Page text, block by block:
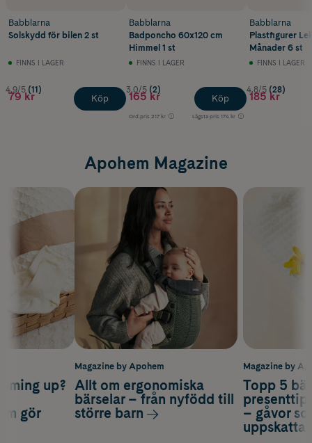
Babblarna
Solskydd för bilen 2 st
FINNS I LAGER
4.9/5 (11)
79 kr Köp
Babblarna
Badponcho 60x120 cm
Himmel 1 st
FINNS I LAGER
3.0/5 (2)
165 kr
Ord.pris 217 kr Lägsta pris 174 kr
Köp
Babblarna
Plastfigurer
Månader 6 st
FINNS I LAGER
4.8/5 (28)
185 kr
Apohem Magazine
Magazine by
Topp 5
– gåvor
up?
gör
Magazine by Apohem
Allt om ergonomiska
bärselar – från nyfödd till
större barn